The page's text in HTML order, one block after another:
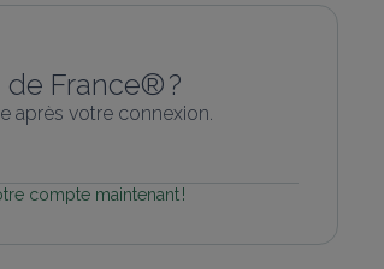
France® ?
après votre connexion.
compte maintenant !